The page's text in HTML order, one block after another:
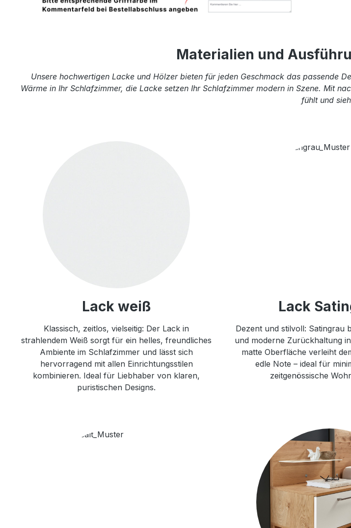
Materialien und
Unsere hochwertigen Lacke und Hölzer bieten für jeden Geschmack das passende
Wärme in Ihr Schlafzimmer, die Lacke setzen Ihr Schlafzimmer modern in Szene. Mit
fühlt und
Lack weiß
Klassisch, zeitlos, vielseitig: Der Lack in
strahlendem Weiß sorgt für ein helles, freundliches
Ambiente im Schlafzimmer und lässt sich
hervorragend mit allen Einrichtungsstilen
kombinieren. Ideal für Liebhaber von klaren,
puristischen Designs.
Lack
Dezent und stilvoll: Satingrau
und moderne Zurückhaltung
matte Oberfläche verleiht
edle Note – ideal für
zeitgenössische